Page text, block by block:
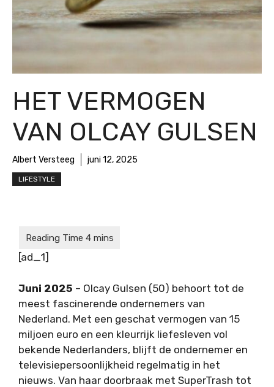
HET VERMOGEN
VAN OLCAY GULSEN
Albert Versteeg juni 12, 2025
LIFESTYLE
[ad_1]
Juni 2025 – Olcay Gulsen (50) behoort tot de
meest fascinerende ondernemers van
Nederland. Met een geschat vermogen van 15
miljoen euro en een kleurrijk liefesleven vol
bekende Nederlanders, blijft de ondernemer en
televisiepersoonlijkheid regelmatig in het
nieuws. Van haar doorbraak met SuperTrash tot